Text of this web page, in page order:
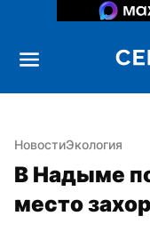
НовостиЭкология
В Надыме
место